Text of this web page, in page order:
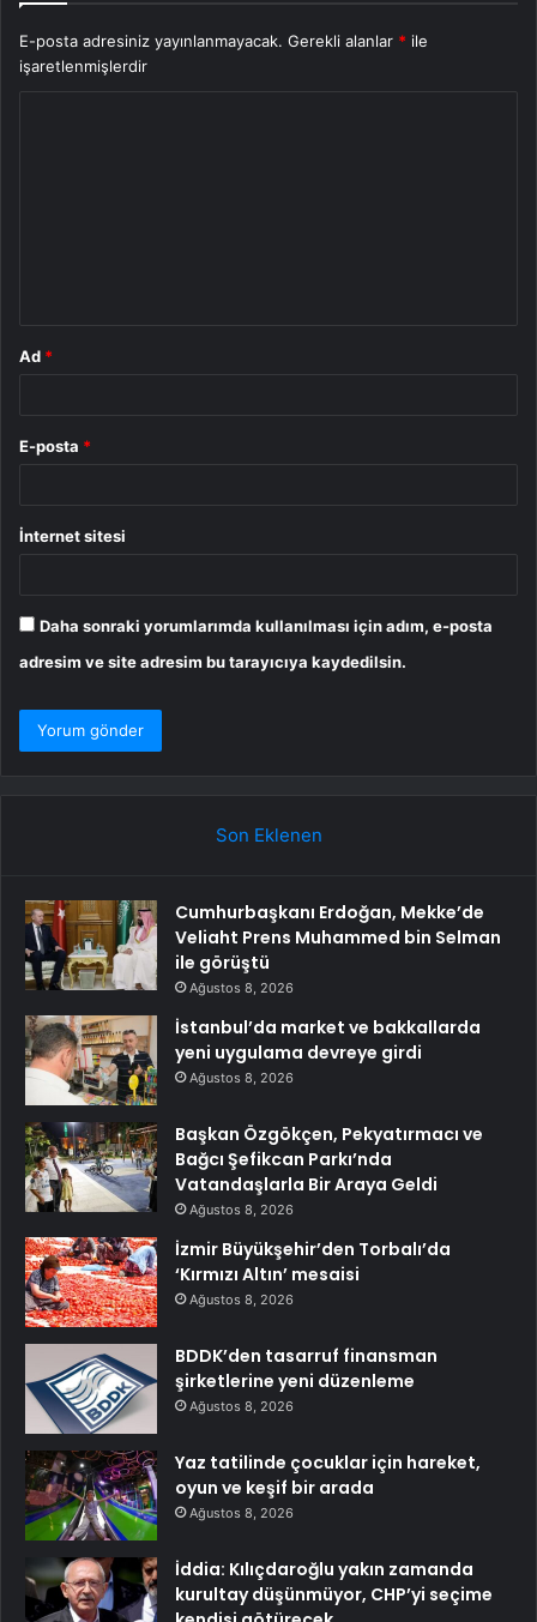
E-posta adresiniz yayınlanmayacak. Gerekli alanlar * ile
işaretlenmişlerdir
Ad *
E-posta *
İnternet sitesi
Daha sonraki yorumlarımda kullanılması için adım, e-posta
adresim ve site adresim bu tarayıcıya kaydedilsin.
Son Eklenen
Cumhurbaşkanı Erdoğan, Mekke’de
Veliaht Prens Muhammed bin Selman
ile görüştü
Ağustos 8, 2026
İstanbul’da market ve bakkallarda
yeni uygulama devreye girdi
Ağustos 8, 2026
Başkan Özgökçen, Pekyatırmacı ve
Bağcı Şefikcan Parkı’nda
Vatandaşlarla Bir Araya Geldi
Ağustos 8, 2026
İzmir Büyükşehir’den Torbalı’da
‘Kırmızı Altın’ mesaisi
Ağustos 8, 2026
BDDK’den tasarruf finansman
şirketlerine yeni düzenleme
Ağustos 8, 2026
Yaz tatilinde çocuklar için hareket,
oyun ve keşif bir arada
Ağustos 8, 2026
İddia: Kılıçdaroğlu yakın zamanda
kurultay düşünmüyor, CHP’yi seçime